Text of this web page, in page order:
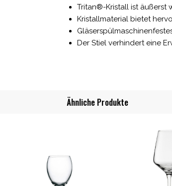
Tritan®-Kristall ist äußerst
Kristallmaterial bietet
Der Stiel verhindert eine
Ähnliche Produkte